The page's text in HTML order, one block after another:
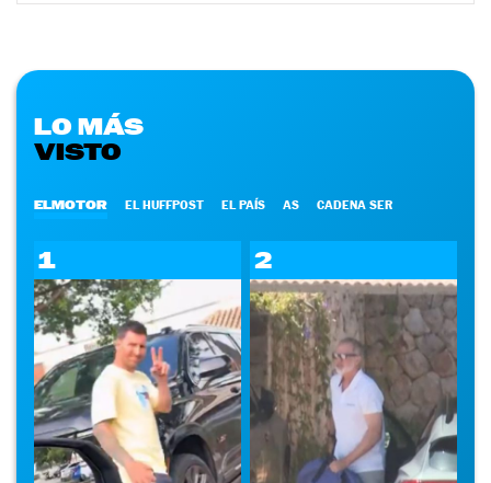
LO MÁS
VISTO
ELMOTOR EL HUFFPOST EL PAÍS AS CADENA SER
1 2